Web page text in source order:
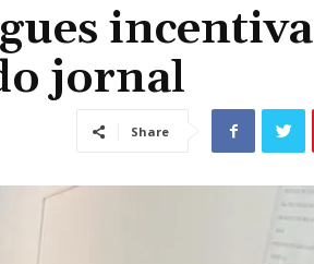
incentiva
jornal
Share